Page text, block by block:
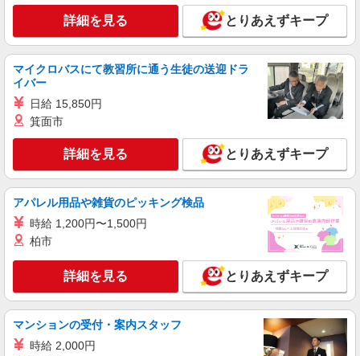
詳細を見る とりあえずキープ
マイクロバスにて教習所に通う生徒の送迎ドラ
イバー
日給 15,850円
箕面市
詳細を見る とりあえずキープ
アパレル用品や雑貨のピッキング検品
時給 1,200円〜1,500円
柏市
詳細を見る とりあえずキープ
マンションの受付・案内スタッフ
時給 2,000円